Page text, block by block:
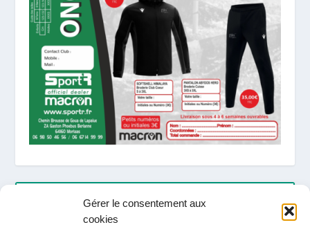
Gérer le consentement aux
cookies
ARTICLES RÉCENTS